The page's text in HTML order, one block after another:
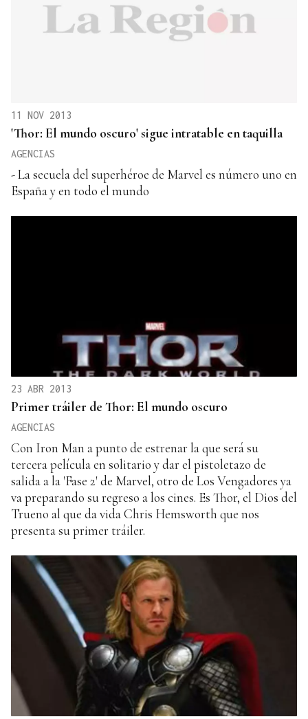
11 NOV 2013
'Thor: El mundo oscuro' sigue intratable en taquilla
AGENCIAS
- La secuela del superhéroe de Marvel es número uno en
España y en todo el mundo
23 ABR 2013
Primer tráiler de Thor: El mundo oscuro
AGENCIAS
Con Iron Man a punto de estrenar la que será su
tercera película en solitario y dar el pistoletazo de
salida a la 'Fase 2' de Marvel, otro de Los Vengadores ya
va preparando su regreso a los cines. Es Thor, el Dios del
Trueno al que da vida Chris Hemsworth que nos
presenta su primer tráiler.